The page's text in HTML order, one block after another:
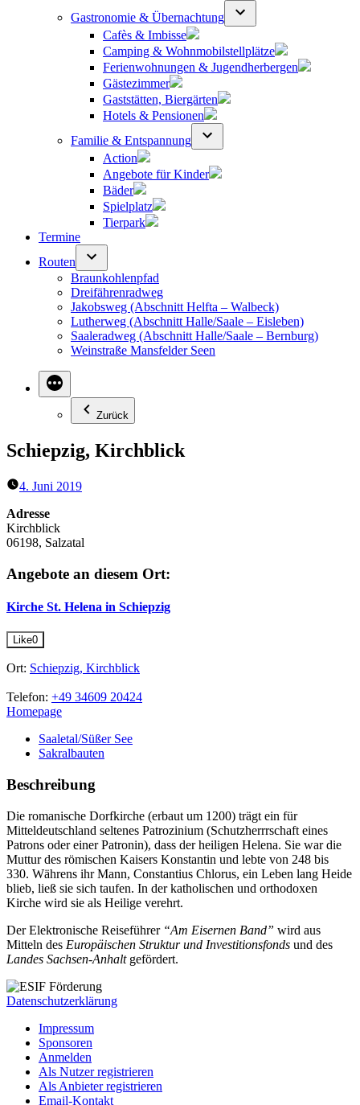
Gastronomie & Übernachtung
Cafès & Imbisse
Camping & Wohnmobilstellplätze
Ferienwohnungen & Jugendherbergen
Gästezimmer
Gaststätten, Biergärten
Hotels & Pensionen
Familie & Entspannung
Action
Angebote für Kinder
Bäder
Spielplatz
Tierpark
Termine
Routen
Braunkohlenpfad
Dreifährenradweg
Jakobsweg (Abschnitt Helfta – Walbeck)
Lutherweg (Abschnitt Halle/Saale – Eisleben)
Saaleradweg (Abschnitt Halle/Saale – Bernburg)
Weinstraße Mansfelder Seen
Zurück
Schiepzig, Kirchblick
4. Juni 2019
Adresse
Kirchblick
06198, Salzatal
Angebote an diesem Ort:
Kirche St. Helena in Schiepzig
Like0
Ort: Schiepzig, Kirchblick
Telefon: +49 34609 20424
Homepage
Saaletal/Süßer See
Sakralbauten
Beschreibung
Die romanische Dorfkirche (erbaut um 1200) trägt ein für
Mitteldeutschland seltenes Patrozinium (Schutzherrrschaft eines
Patrons oder einer Patronin), dass der heiligen Helena. Sie war die
Muttur des römischen Kaisers Konstantin und lebte von 248 bis
330. Währens ihr Mann, Constantius Chlorus, ein Leben lang Heide
blieb, ließ sie sich taufen. In der katholischen und orthodoxen
Kirche wird sie als Heilige verehrt.
Der Elektronische Reiseführer “Am Eisernen Band” wird aus
Mitteln des Europäischen Struktur und Investitionsfonds und des
Landes Sachsen-Anhaltgefördert.
Datenschutzerklärung
Impressum
Sponsoren
Anmelden
Als Nutzer registrieren
Als Anbieter registrieren
Email-Kontakt